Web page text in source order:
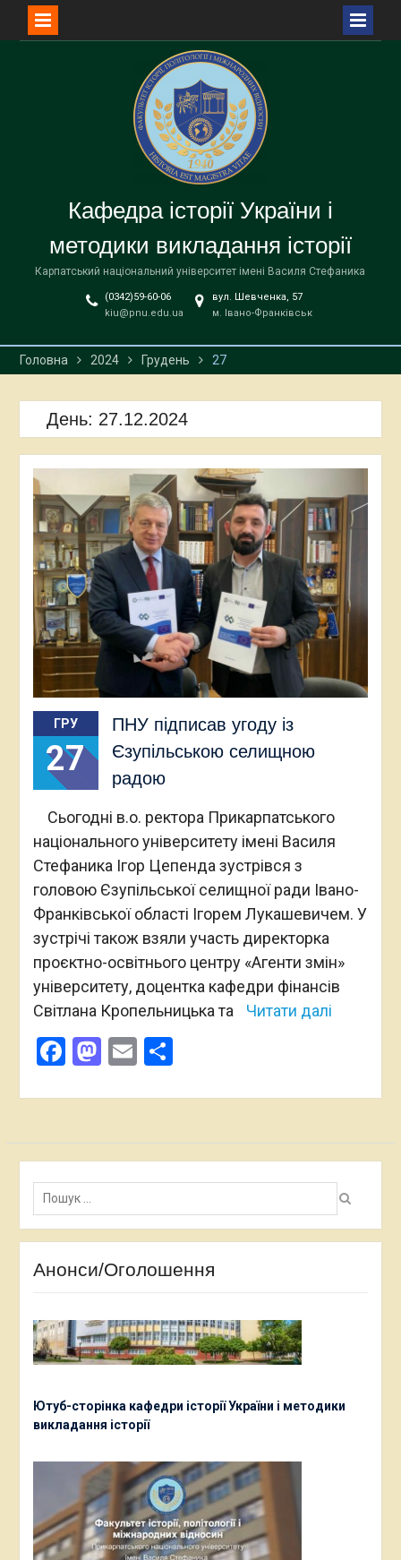
Кафедра історії України і
методики викладання історії
Карпатський національний університет імені Василя Стефаника
(0342)59-60-06
kiu@pnu.edu.ua
вул. Шевченка, 57
м. Івано-Франківськ
Головна 2024 Грудень 27
День: 27.12.2024
ГРУ
27
ПНУ підписав угоду із
Єзупільською селищною
радою
Сьогодні в.о. ректора Прикарпатського
національного університету імені Василя
Стефаника Ігор Цепенда зустрівся з
головою Єзупільської селищної ради Івано-
Франківської області Ігорем Лукашевичем. У
зустрічі також взяли участь директорка
проєктно-освітнього центру «Агенти змін»
університету, доцентка кафедри фінансів
Світлана Кропельницька та
Читати далі
Facebook
Mastodon
EmailПоділитися
Пошук:
Анонси/Оголошення
Ютуб-сторінка кафедри історії України і методики
викладання історії